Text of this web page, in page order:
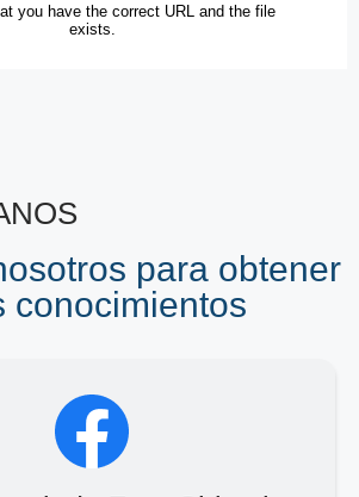
para obtener
conocimientos